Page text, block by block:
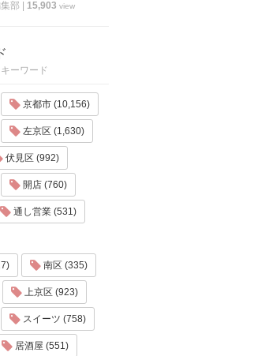
部 15,903 view
ーワード
京都市 (10,156)
左京区 (1,630)
伏見区 (992)
開店 (760)
通し営業 (531)
南区 (335)
上京区 (923)
スイーツ (758)
居酒屋 (551)